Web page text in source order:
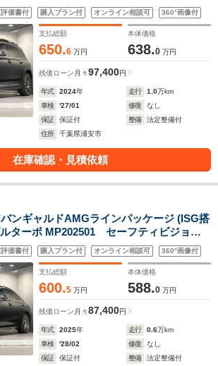
価書付 購入プラン付 オンライン相談可 360°画像付
支払総額
650.6 万円
本体価格
638.0 万円
残価ローン 月々97,400円
年式 2024年 走行 1.0万km
車検
'27/01 修復
なし
保証
保証付 整備
法定整備付
住所
千葉県浦安市
在庫確認・見積依頼
ンギャルドAMGラインパッケージ (ISG搭
ターボ MP202501 セーフティビジョン
価書付 購入プラン付 オンライン相談可 360°画像付
支払総額
600.5 万円
本体価格
588.0 万円
残価ローン 月々87,400円
年式 2025年 走行 0.6万km
車検
'28/02 修復
なし
保証
保証付 整備
法定整備付